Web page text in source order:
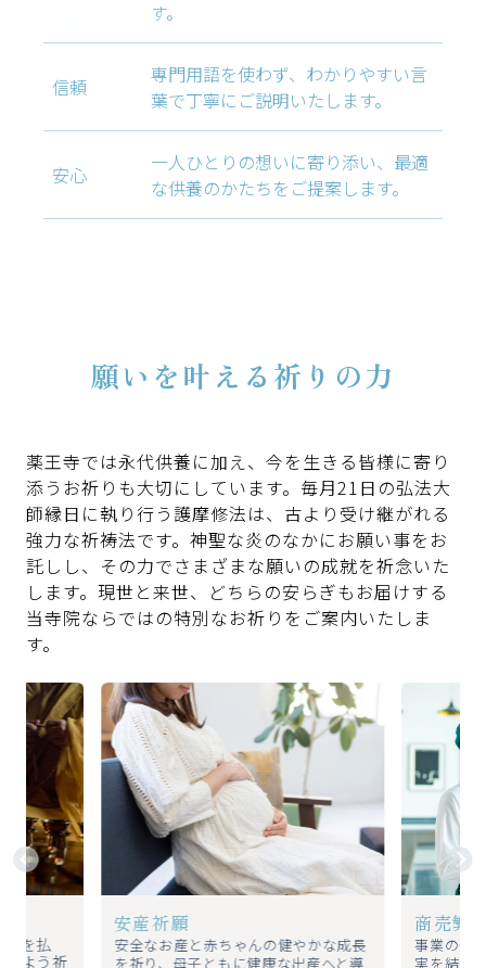
す。
信頼
専門用語を使わず、わかりやすい言
葉で丁寧にご説明いたします。
安心
一人ひとりの想いに寄り添い、最適
な供養のかたちをご提案します。
願いを叶える祈りの力
薬王寺では永代供養に加え、今を生きる皆様に寄り
添うお祈りも大切にしています。毎月21日の弘法大
師縁日に執り行う護摩修法は、古より受け継がれる
強力な祈祷法です。神聖な炎のなかにお願い事をお
託しし、その力でさまざまな願いの成就を祈念いた
します。現世と来世、どちらの安らぎもお届けする
当寺院ならではの特別なお祈りをご案内いたしま
す。
を払
よう祈
安産祈願
安全なお産と赤ちゃんの健やかな成長
を祈り、母子ともに健康な出産へと導
商売繁
事業の発
実を結び